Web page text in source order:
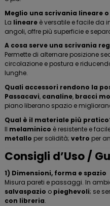
Meglio una scrivania lineare
La lineare è versatile e facile da
angoli, offre più superficie e
A cosa serve una scrivania
Permette di alternare posizione
circolazione e postura e
lunghe.
Quali accessori rendono la
Passacavi, canaline, bracci
piano liberano spazio e
Qual è il materiale più
Il melaminico è resistente e
metallo per solidità; vetro per
Consigli d’Uso /
1) Dimensioni, forma e spazio
Misura pareti e passaggi. In
salvaspazio o pieghevoli; se
con libreria.